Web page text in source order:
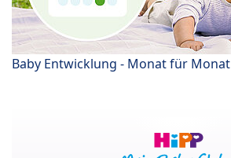
Baby Entwicklung - Monat für Monat